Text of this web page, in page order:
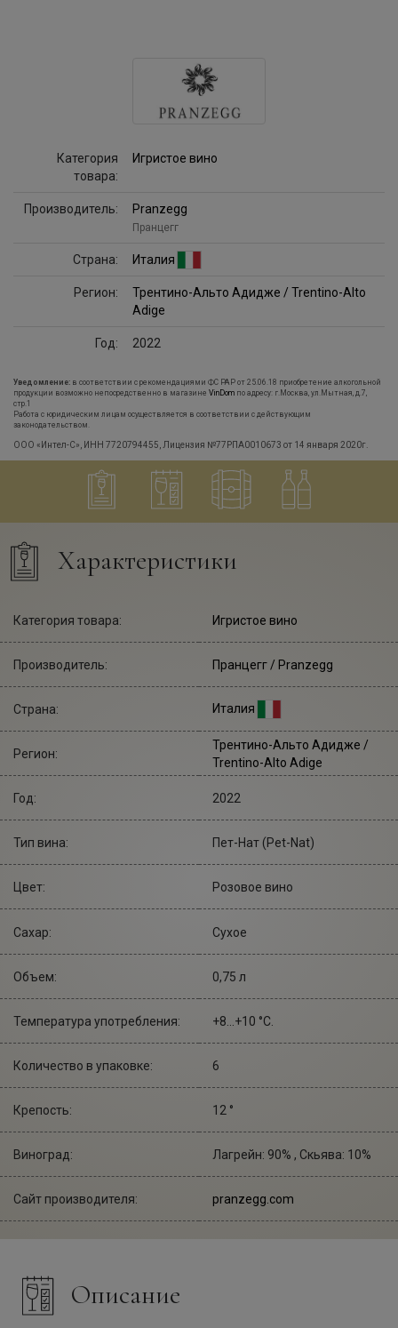
Категория
товара:
Игристое вино
Производитель: Pranzegg
Пранцегг
Страна: Италия
Регион:
Трентино-Альто Адидже / Trentino-Alto
Adige
Год: 2022
Уведомление: в соответствии с рекомендациями ФС РАР от 25.06.18 приобретение алкогольной
продукции возможно непосредственно в магазине VinDom по адресу: г.Москва, ул.Мытная, д.7,
стр.1
Работа с юридическим лицам осуществляется в соответствии с действующим
законодательством.
ООО «Интел-С», ИНН 7720794455, Лицензия №77РПА0010673 от 14 января 2020г.
Характеристики
Категория товара: Игристое вино
Производитель: Пранцегг / Pranzegg
Страна: Италия
Регион:
Трентино-Альто Адидже /
Trentino-Alto Adige
Год: 2022
Тип вина: Пет-Нат (Pet-Nat)
Цвет: Розовое вино
Сахар: Сухое
Объем: 0,75 л
Температура употребления: +8...+10 °С.
Количество в упаковке: 6
Крепость: 12 °
Виноград: Лагрейн: 90% , Скьява: 10%
Сайт производителя: pranzegg.com
Описание